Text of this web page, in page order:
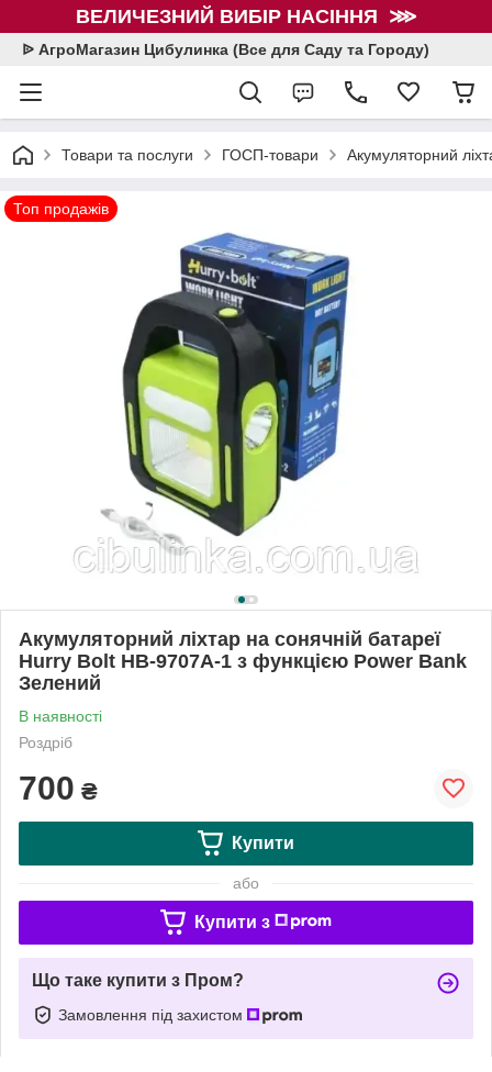
ВЕЛИЧЕЗНИЙ ВИБІР НАСІННЯ ⋙
ᐉ АгроМагазин Цибулинка (Все для Саду та Городу)
Товари та послуги ГОСП-товари Акумуляторний
Топ продажів
Акумуляторний ліхтар на сонячній батареї
Hurry Bolt HB-9707А-1 з функцією Power Bank
Зелений
В наявності
Роздріб
700 ₴
Купити
або
Купити з
Що таке купити з Пром?
Замовлення під захистом